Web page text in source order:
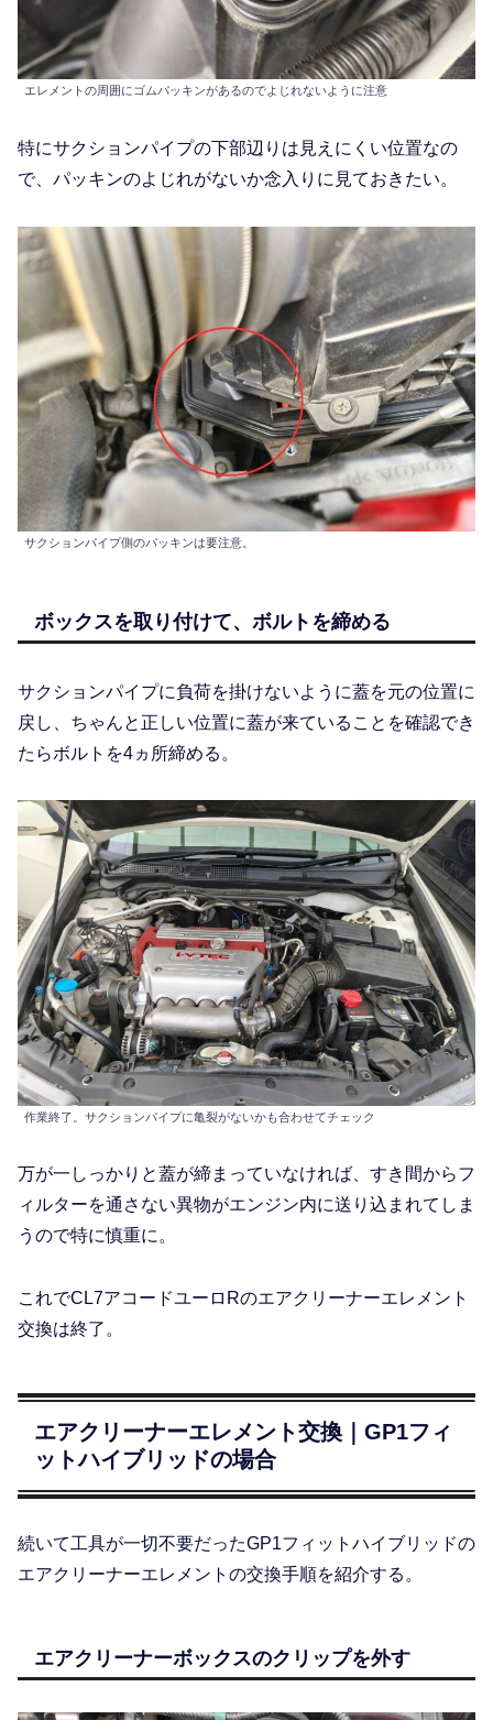
エレメントの周囲にゴムパッキンがあるのでよじれないように注意
特にサクションパイプの下部辺りは見えにくい位置なの
で、パッキンのよじれがないか念入りに見ておきたい。
サクションパイプ側のパッキンは要注意。
ボックスを取り付けて、ボルトを締める
サクションパイプに負荷を掛けないように蓋を元の位置に
戻し、ちゃんと正しい位置に蓋が来ていることを確認でき
たらボルトを4ヵ所締める。
作業終了。サクションパイプに亀裂がないかも合わせてチェック
万が一しっかりと蓋が締まっていなければ、すき間からフ
ィルターを通さない異物がエンジン内に送り込まれてしま
うので特に慎重に。
これでCL7アコードユーロRのエアクリーナーエレメント
交換は終了。
エアクリーナーエレメント交換｜GP1フィ
ットハイブリッドの場合
続いて工具が一切不要だったGP1フィットハイブリッドの
エアクリーナーエレメントの交換手順を紹介する。
エアクリーナーボックスのクリップを外す